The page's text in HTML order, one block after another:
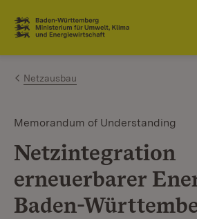
Zum Inhalt springen
Link zur Startseite
Netzausbau
Memorandum of Understanding
Netzintegration
erneuerbarer
Baden-